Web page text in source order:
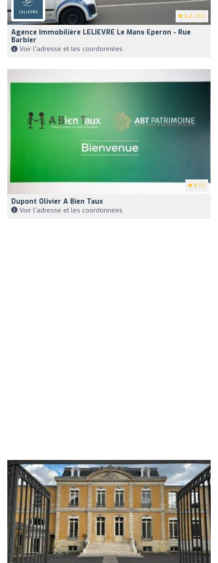
4.2 (130)
Agence Immobilière LELIEVRE Le Mans Eperon - Rue
Barbier
Voir l'adresse et les coordonnées
5 (5)
Dupont Olivier A Bien Taux
Voir l'adresse et les coordonnées